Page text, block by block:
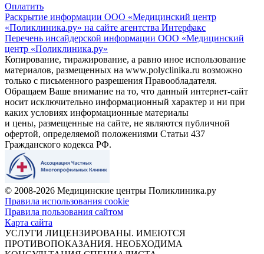
Оплатить
Раскрытие информации ООО «Медицинский центр
«Поликлиника.ру» на сайте агентства Интерфакс
Перечень инсайдерской информации ООО «Медицинский
центр «Поликлиника.ру»
Копирование, тиражирование, а равно иное использование
материалов, размещенных на www.polyclinika.ru возможно
только с письменного разрешения Правообладателя.
Обращаем Ваше внимание на то, что данный интернет-сайт
носит исключительно информационный характер и ни при
каких условиях информационные материалы
и цены, размещенные на сайте, не являются публичной
офертой, определяемой положениями Статьи 437
Гражданского кодекса РФ.
© 2008-2026 Медицинские центры Поликлиника.ру
Правила использования cookie
Правила пользования сайтом
Карта сайта
УСЛУГИ ЛИЦЕНЗИРОВАНЫ. ИМЕЮТСЯ
ПРОТИВОПОКАЗАНИЯ. НЕОБХОДИМА